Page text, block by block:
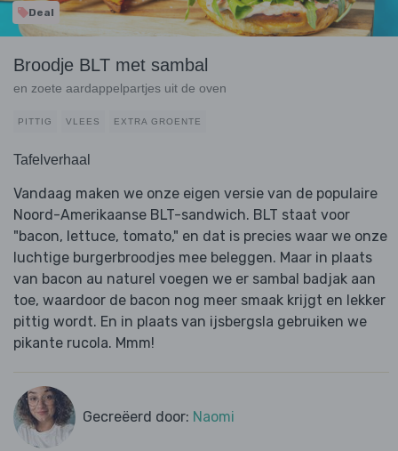
Deal
Broodje BLT met sambal
en zoete aardappelpartjes uit de oven
PITTIG VLEES EXTRA GROENTE
Tafelverhaal
Vandaag maken we onze eigen versie van de populaire
Noord-Amerikaanse BLT-sandwich. BLT staat voor
"bacon, lettuce, tomato," en dat is precies waar we onze
luchtige burgerbroodjes mee beleggen. Maar in plaats
van bacon au naturel voegen we er sambal badjak aan
toe, waardoor de bacon nog meer smaak krijgt en lekker
pittig wordt. En in plaats van ijsbergsla gebruiken we
pikante rucola. Mmm!
Gecreëerd door: Naomi